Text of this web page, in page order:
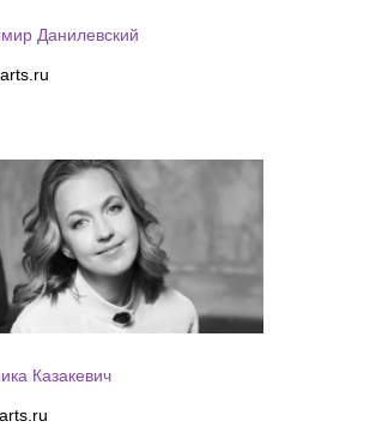
Данилевский
Казакевич